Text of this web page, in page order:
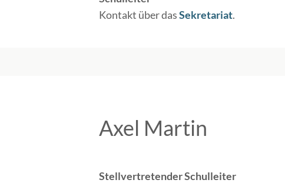
Kontakt über dasSekretariat.
Axel Martin
Stellvertretender Schulleiter